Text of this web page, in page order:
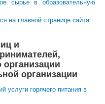
на главной странице сайта
и
организации
услуги горячего питания в